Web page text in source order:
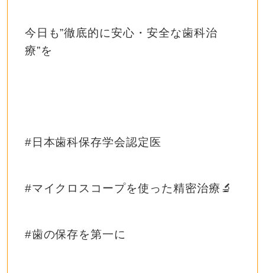
今日も”徹底的に安心・安全な歯科治
療”を
# 日本歯科保存学会認定医
#マイクロスコープを使った精密治療 🔬
#歯の保存を第一に